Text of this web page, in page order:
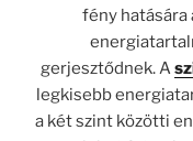
fény hatására
gerjesztődnek. A
legkisebb
a két szint közötti